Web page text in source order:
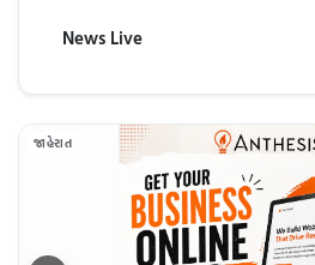
News Live
જાહેરાત